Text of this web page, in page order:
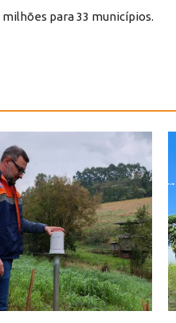
para 33 municípios.